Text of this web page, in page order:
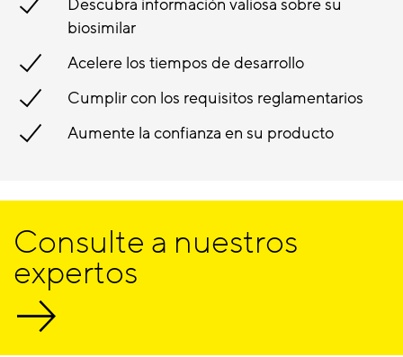
Descubra información valiosa sobre su
biosimilar
Acelere los tiempos de desarrollo
Cumplir con los requisitos reglamentarios
Aumente la confianza en su producto
Consulte a nuestros
expertos